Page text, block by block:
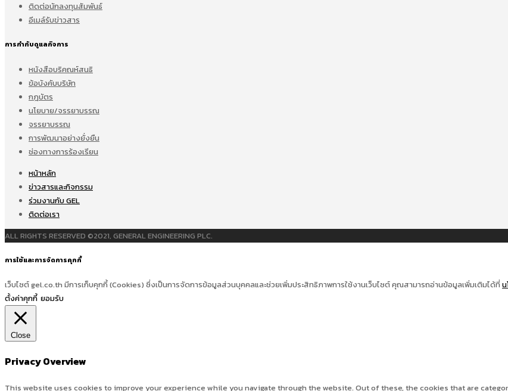
ติดต่อนักลงทุนสัมพันธ์
อีเมล์รับข่าวสาร
การกำกับดูแลกิจการ
หนังสือบริคณห์สนธิ
ข้อบังคับบริษัท
กฎบัตร
นโยบาย/จรรยาบรรณ
จรรยาบรรณ
การพัฒนาอย่างยั่งยืน
ช่องทางการร้องเรียน
หน้าหลัก
ข่าวสารและกิจกรรม
ร่วมงานกับ GEL
ติดต่อเรา
ALL RIGHTS RESERVED ©2021, GENERAL ENGINEERING PLC.
การใช้และการจัดการคุกกี้
เว็บไซต์ gel.co.th มีการเก็บคุกกี้ (Cookies) ซึ่งเป็นการจัดการข้อมูลส่วนบุคคลและช่วยเพิ่มประสิทธิภาพการใช้งานเว็บไซต์ คุณสามารถอ่านข้อมูลเพิ่มเติมได้ที่
ตั้งค่าคุกกี้ ยอมรับ
Close
Privacy Overview
This website uses cookies to improve your experience while you navigate through the website. Out of these, the cookies that are